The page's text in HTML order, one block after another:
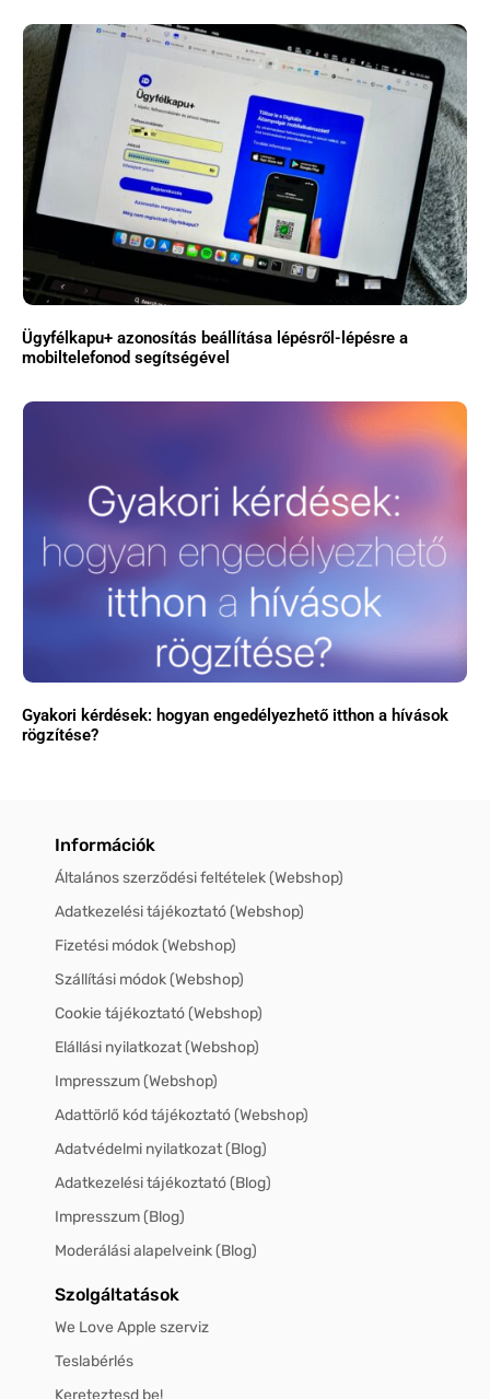
Ügyfélkapu+ azonosítás beállítása lépésről-lépésre a
mobiltelefonod segítségével
Gyakori kérdések: hogyan engedélyezhető itthon a hívások
rögzítése?
Információk
Általános szerződési feltételek (Webshop)
Adatkezelési tájékoztató (Webshop)
Fizetési módok (Webshop)
Szállítási módok (Webshop)
Cookie tájékoztató (Webshop)
Elállási nyilatkozat (Webshop)
Impresszum (Webshop)
Adattörlő kód tájékoztató (Webshop)
Adatvédelmi nyilatkozat (Blog)
Adatkezelési tájékoztató (Blog)
Impresszum (Blog)
Moderálási alapelveink (Blog)
Szolgáltatások
We Love Apple szerviz
Teslabérlés
Kereteztesd be!